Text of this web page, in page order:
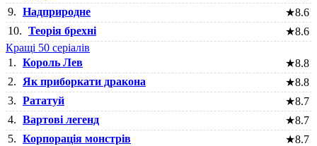
9. Надприродне ★8.6
10. Теорія брехні ★8.6
Кращі 50 серіалів
1. Король Лев ★8.8
2.
Як приборкати дракона ★8.8
3. Рататуй ★8.7
4. Вартові легенд ★8.7
5. Корпорація монстрів ★8.7